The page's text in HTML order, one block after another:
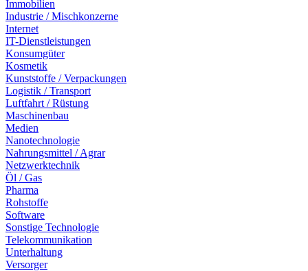
Immobilien
Industrie / Mischkonzerne
Internet
IT-Dienstleistungen
Konsumgüter
Kosmetik
Kunststoffe / Verpackungen
Logistik / Transport
Luftfahrt / Rüstung
Maschinenbau
Medien
Nanotechnologie
Nahrungsmittel / Agrar
Netzwerktechnik
Öl / Gas
Pharma
Rohstoffe
Software
Sonstige Technologie
Telekommunikation
Unterhaltung
Versorger